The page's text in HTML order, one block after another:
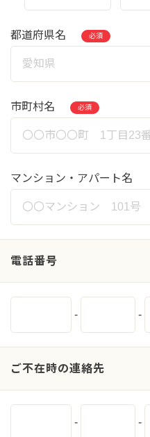
都道府県名 必須
市町村名 必須
マンション・アパート名
電話番号
- -
ご不在時の連絡先
- -